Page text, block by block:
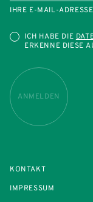
IHRE E-MAIL-ADRESSE
ICH HABE DIE
ERKENNE DIESE
ANMELDEN
KONTAKT
IMPRESSUM